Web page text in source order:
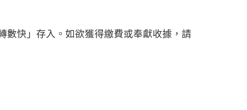
數快」存入。如欲獲得繳費或奉獻收據，請